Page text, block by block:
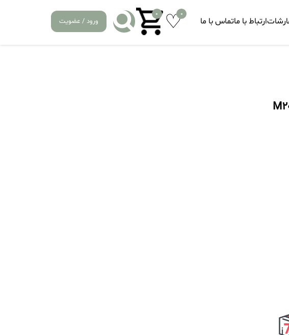
ارتباط با ماتماس با ما
0
0
ورود / عضویت